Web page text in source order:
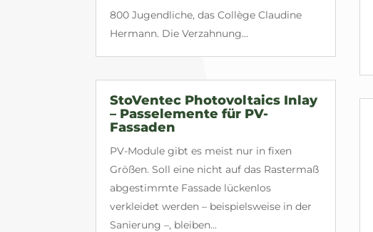
800 Jugendliche, das Collège Claudine
Hermann. Die Verzahnung...
StoVentec Photovoltaics Inlay
– Passelemente für PV-
Fassaden
PV-Module gibt es meist nur in fixen
Größen. Soll eine nicht auf das Rastermaß
abgestimmte Fassade lückenlos
verkleidet werden – beispielsweise in der
Sanierung –, bleiben...